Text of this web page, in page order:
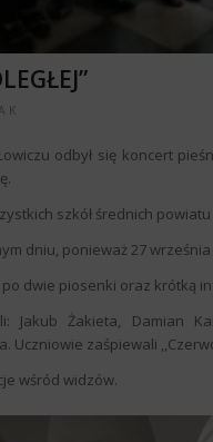
A K
odbył się koncert
szkół średnich powiatu
dniu, ponieważ 27
dwie piosenki oraz krótką
Jakub Żakieta, Damian
Uczniowie zaśpiewali
wśród widzów.